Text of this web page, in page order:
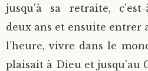
jusqu’à sa retraite,
deux ans et ensuite entrer
l’heure, vivre dans le
plaisait à Dieu et jusqu’au